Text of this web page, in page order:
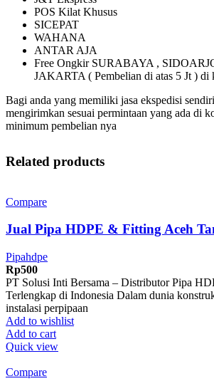
POS Kilat Khusus
SICEPAT
WAHANA
ANTAR AJA
Free Ongkir SURABAYA ,
JAKARTA ( Pembelian di atas 5 Jt )
Bagi anda yang memiliki jasa ekspedisi
mengirimkan sesuai permintaan yang ada di
minimum pembelian nya
Related products
Compare
Jual Pipa HDPE & Fitting Aceh
Pipahdpe
Rp500
PT Solusi Inti Bersama – Distributor Pipa
Terlengkap di Indonesia Dalam dunia
instalasi perpipaan
Add to wishlist
Add to cart
Quick view
Compare